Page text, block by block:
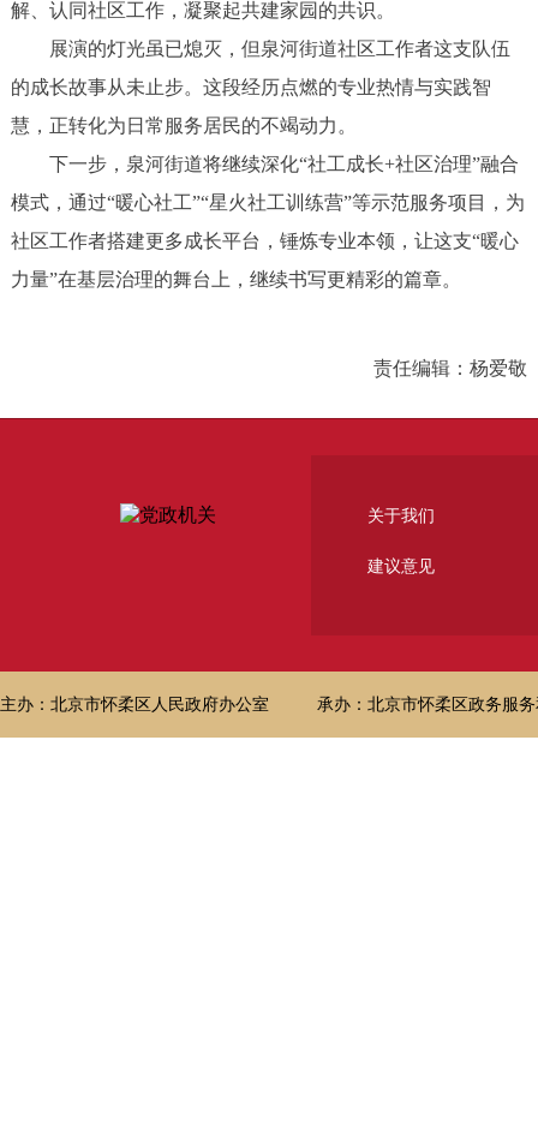
解、认同社区工作，凝聚起共建家园的共识。
展演的灯光虽已熄灭，但泉河街道社区工作者这支队伍
的成长故事从未止步。这段经历点燃的专业热情与实践智
慧，正转化为日常服务居民的不竭动力。
下一步，泉河街道将继续深化“社工成长+社区治理”融合
模式，通过“暖心社工”“星火社工训练营”等示范服务项目，为
社区工作者搭建更多成长平台，锤炼专业本领，让这支“暖心
力量”在基层治理的舞台上，继续书写更精彩的篇章。
责任编辑：杨爱敬
关于我们
建议意见
主办：北京市怀柔区人民政府办公室 承办：北京市怀柔区政务服